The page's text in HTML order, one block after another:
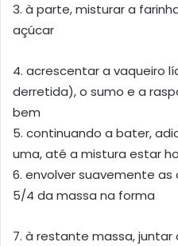
3. à parte, misturar a
açúcar
4. acrescentar a vaqueiro
derretida), o sumo e a
bem
5. continuando a bater,
uma, até a mistura estar
6. envolver suavemente
5/4 da massa na forma
7. à restante massa,